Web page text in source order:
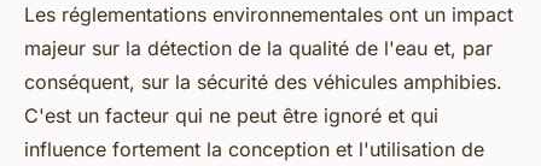
Les réglementations environnementales ont un impact
majeur sur la détection de la qualité de l'eau et, par
conséquent, sur la sécurité des véhicules amphibies.
C'est un facteur qui ne peut être ignoré et qui
influence fortement la conception et l'utilisation de